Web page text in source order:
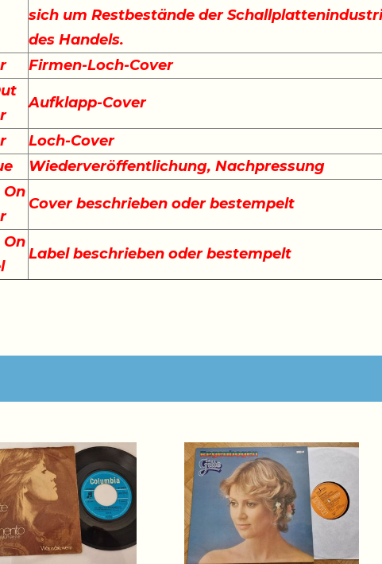
sich um Restbestände der
des Handels.
Firmen-Loch-Cover
Aufklapp-Cover
Loch-Cover
Wiederveröffentlichung, Nachpressung
Cover beschrieben oder bestempelt
Label beschrieben oder bestempelt